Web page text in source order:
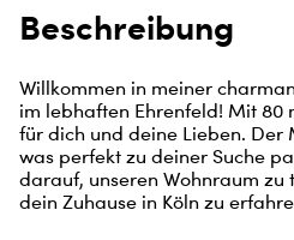
Beschreibung
Willkommen in meiner
im lebhaften Ehrenfeld! Mit 80
für dich und deine Lieben. Der
was perfekt zu deiner Suche
darauf, unseren Wohnraum zu
dein Zuhause in Köln zu